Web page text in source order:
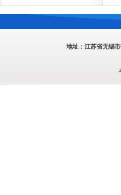
地址：江苏省无锡市